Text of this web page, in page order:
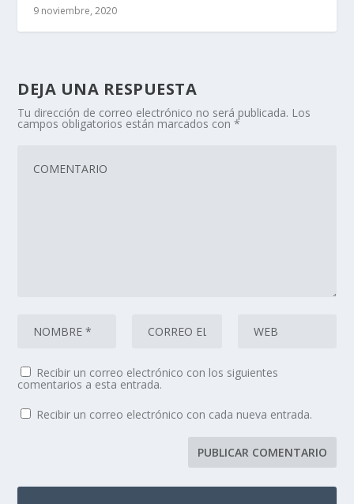
9 noviembre, 2020
DEJA UNA RESPUESTA
Tu dirección de correo electrónico no será publicada. Los
campos obligatorios están marcados con*
Recibir un correo electrónico con los siguientes
comentarios a esta entrada.
Recibir un correo electrónico con cada nueva entrada.